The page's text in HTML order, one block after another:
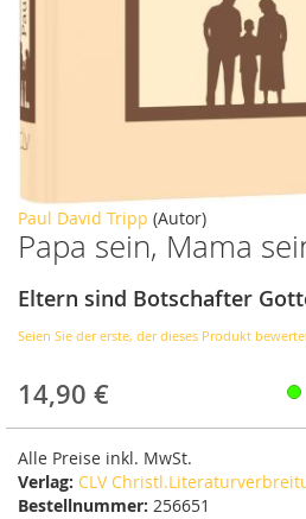
Paul David Tripp (Autor)
Papa sein, Mama
Eltern sind Botschafter
Seien Sie der erste, der dieses Produkt
14,90 €
Alle Preise inkl. MwSt.
Verlag: CLV
Bestellnummer: 256651
Zum
Anfang
der
Bildergalerie
springen